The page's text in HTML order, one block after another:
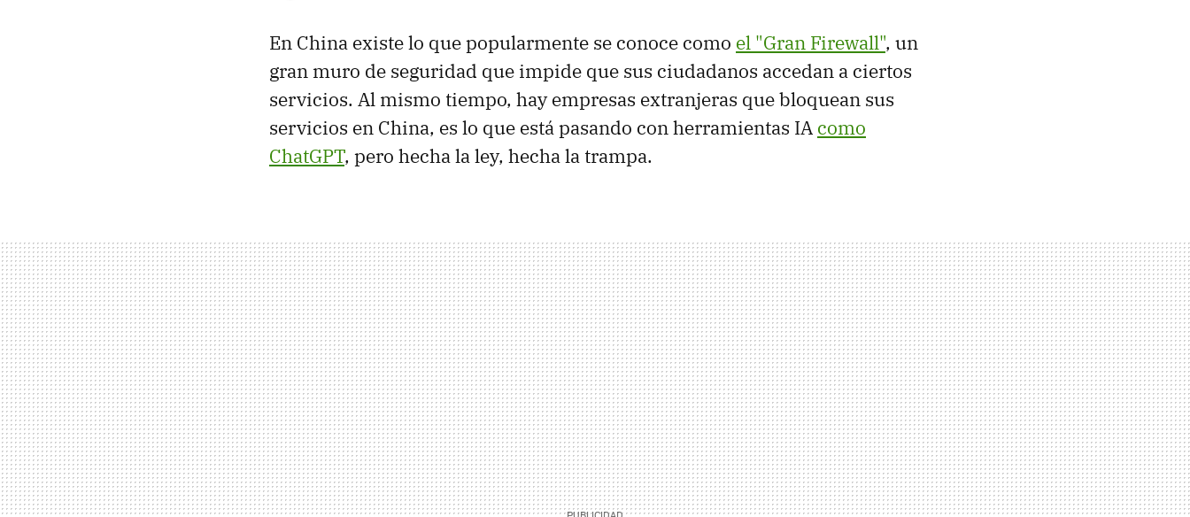
En China existe lo que popularmente se conoce como el "Gran Firewall", un
gran muro de seguridad que impide que sus ciudadanos accedan a ciertos
servicios. Al mismo tiempo, hay empresas extranjeras que bloquean sus
servicios en China, es lo que está pasando con herramientas IA como
ChatGPT, pero hecha la ley, hecha la trampa.